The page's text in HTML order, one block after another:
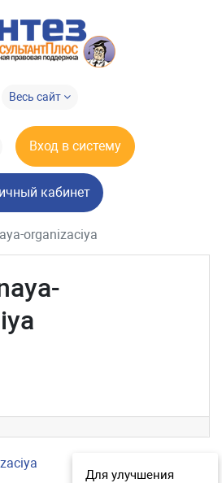
Весь сайт
Вход в систему
кабинет
organizaciya
записямДля улучшения